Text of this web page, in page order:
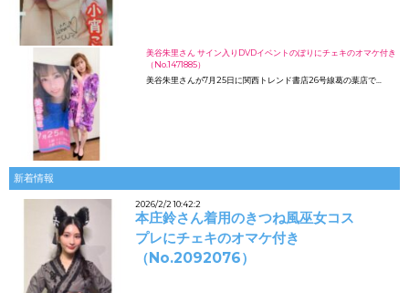
美谷朱里さん サイン入りDVDイベントのぼりにチェキのオマケ付き
（No.1471885）
美谷朱里さんが7月25日に関西トレンド書店26号線葛の葉店で…
新着情報
2026/2/2 10:42:2
本庄鈴さん着用のきつね風巫女コス
プレにチェキのオマケ付き
（No.2092076）